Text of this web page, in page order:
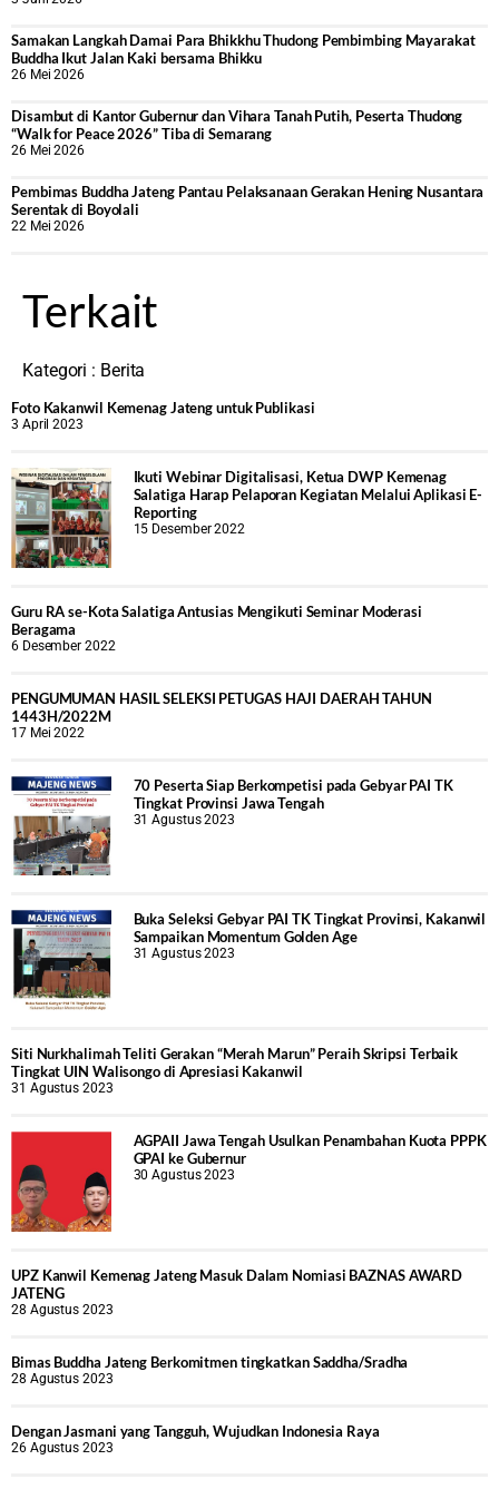
Samakan Langkah Damai Para Bhikkhu Thudong Pembimbing Mayarakat
Buddha Ikut Jalan Kaki bersama Bhikku
26 Mei 2026
Disambut di Kantor Gubernur dan Vihara Tanah Putih, Peserta Thudong
“Walk for Peace 2026” Tiba di Semarang
26 Mei 2026
‎Pembimas Buddha Jateng Pantau Pelaksanaan Gerakan Hening Nusantara
Serentak di Boyolali
22 Mei 2026
Terkait
Kategori : Berita
Foto Kakanwil Kemenag Jateng untuk Publikasi
3 April 2023
Ikuti Webinar Digitalisasi, Ketua DWP Kemenag
Salatiga Harap Pelaporan Kegiatan Melalui Aplikasi E-
Reporting
15 Desember 2022
Guru RA se-Kota Salatiga Antusias Mengikuti Seminar Moderasi
Beragama
6 Desember 2022
PENGUMUMAN HASIL SELEKSI PETUGAS HAJI DAERAH TAHUN
1443H/2022M
17 Mei 2022
70 Peserta Siap Berkompetisi pada Gebyar PAI TK
Tingkat Provinsi Jawa Tengah
31 Agustus 2023
Buka Seleksi Gebyar PAI TK Tingkat Provinsi, Kakanwil
Sampaikan Momentum Golden Age
31 Agustus 2023
Siti Nurkhalimah Teliti Gerakan “Merah Marun” Peraih Skripsi Terbaik
Tingkat UIN Walisongo di Apresiasi Kakanwil
31 Agustus 2023
AGPAII Jawa Tengah Usulkan Penambahan Kuota PPPK
GPAI ke Gubernur
30 Agustus 2023
UPZ Kanwil Kemenag Jateng Masuk Dalam Nomiasi BAZNAS AWARD
JATENG
28 Agustus 2023
Bimas Buddha Jateng Berkomitmen tingkatkan Saddha/Sradha
28 Agustus 2023
Dengan Jasmani yang Tangguh, Wujudkan Indonesia Raya
26 Agustus 2023